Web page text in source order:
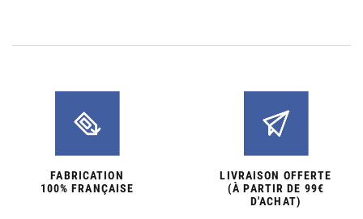
FABRICATION
100% FRANÇAISE
LIVRAISON OFFERTE
(À PARTIR DE 99€
D'ACHAT)